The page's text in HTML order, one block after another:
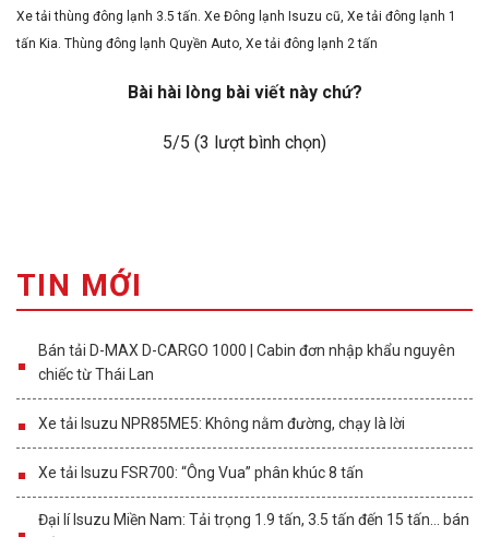
Xe tải thùng đông lạnh 3.5 tấn. Xe Đông lạnh Isuzu cũ, Xe tải đông lạnh 1
tấn Kia. Thùng đông lạnh Quyền Auto, Xe tải đông lạnh 2 tấn
Bài hài lòng bài viết này chứ?
5/5 (3 lượt bình chọn)
TIN MỚI
Bán tải D-MAX D-CARGO 1000 | Cabin đơn nhập khẩu nguyên
chiếc từ Thái Lan
Xe tải Isuzu NPR85ME5: Không nằm đường, chạy là lời
Xe tải Isuzu FSR700: “Ông Vua” phân khúc 8 tấn
Đại lí Isuzu Miền Nam: Tải trọng 1.9 tấn, 3.5 tấn đến 15 tấn… bán